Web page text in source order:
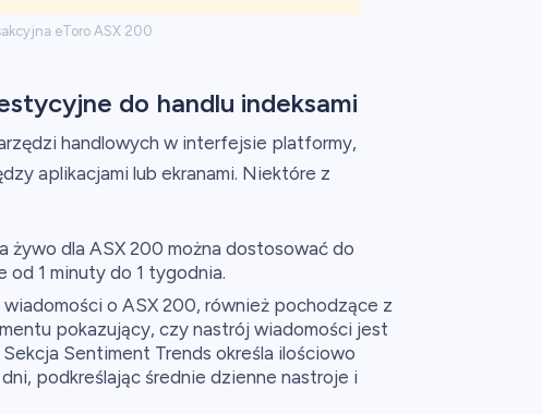
eToro ASX 200
do handlu indeksami
handlowych w interfejsie platformy,
aplikacjami lub ekranami. Niektóre z
żywo dla ASX 200 można dostosować do
od 1 minuty do 1 tygodnia.
o ASX 200, również pochodzące z
pokazujący, czy nastrój wiadomości jest
Sentiment Trends określa ilościowo
podkreślając średnie dzienne nastroje i